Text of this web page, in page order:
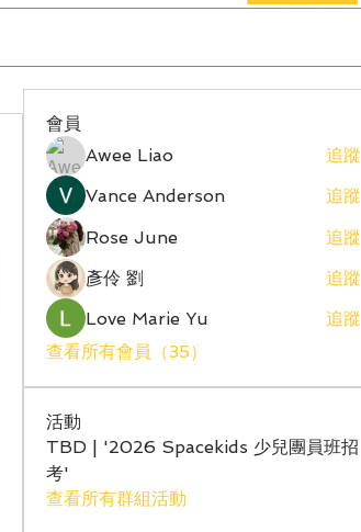
會員
Awee Liao
追蹤
Vance Anderson
追蹤
Rose June
追蹤
彥伶 劉
追蹤
Love Marie Yu
追蹤
查看所有會員（35）
活動
TBD | '2026 Spacekids 少兒團員班招
考'
查看所有群組活動